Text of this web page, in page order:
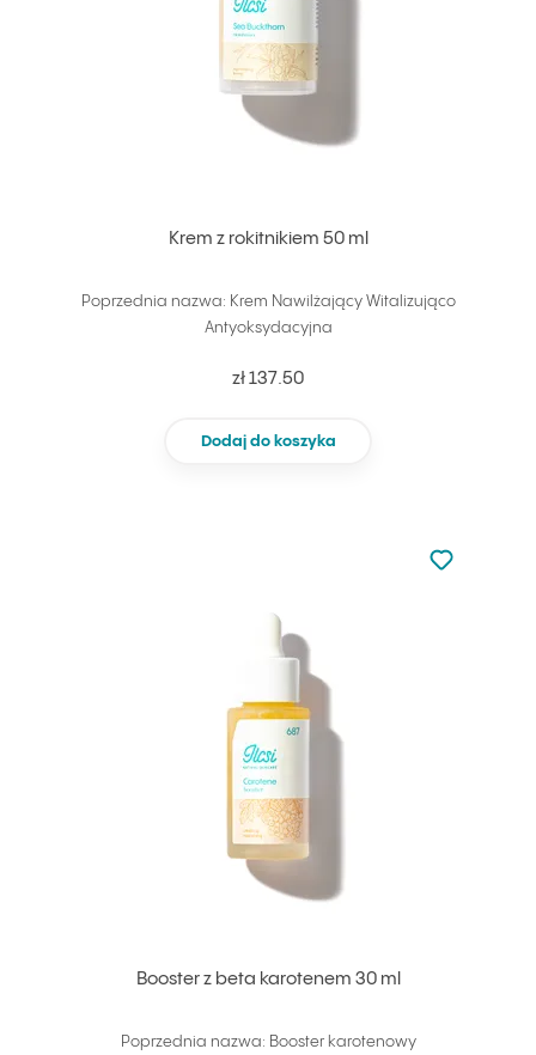
Krem z rokitnikiem 50 ml
Poprzednia nazwa: Krem Nawilżający Witalizująco
Antyoksydacyjna
zł 137.50
Dodaj do koszyka
Booster z beta karotenem 30 ml
Poprzednia nazwa: Booster karotenowy
Nie dodano
Dodaj do